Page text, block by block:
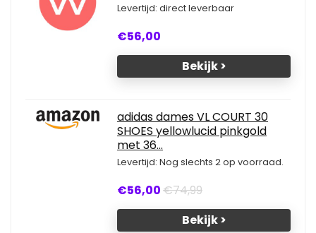
Levertijd: direct leverbaar
€56,00
Bekijk >
adidas dames VL COURT 30
SHOES yellowlucid pinkgold
met 36...
Levertijd: Nog slechts 2 op voorraad.
€56,00€74,99
Bekijk >